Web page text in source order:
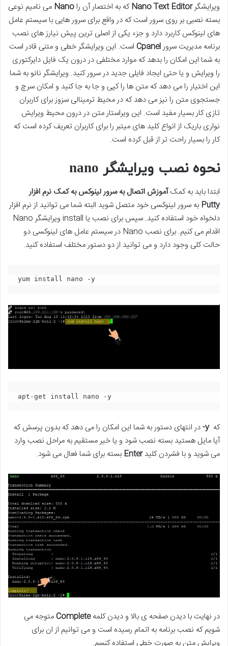
ویرایشگر NanoText Editor که به اختصار آن راNano می نامیم نوعی
بسته نصبی بر روی سرور است که در واقع برای سرور هایی با سیستم عامل
های لینوکس کاربرد دارد و جزء یکی از اصلی ترین پیش نیارز های نصب
برنامه مدیریت سرورCpanel است. این ویرایشگر خطی و متنی قادر است
به شما این امکان را بدهد که موارد مختلفی در درون یک فایل دایرکتوری
را ویرایش و یا حتی ایجاد فایلی جدید در سرور کنید. ویرایشگر نانو به شما
این اختیار را می دهد که متن ها را کپی و جا به جا کنید و امکان سرچ و
جستجوی متن را نیز می دهد که در محیط ترمینالی سزوز برای کاربران
تازی کار بسیار مفید است. این ویراستار متن در درون محیط ویرایش
نواری باریک از انواع کلید های میتبر را برای کاربران تعریف کرده است که
کار را بسیار راحت تر از قبل کرده است.
نحوه نصب ویرایشگر nano
ابتدا باید به کمکآموزش اتصال به سرور لینوکس به کمک نرم افزار
Putty به سرور لینوکسی خود متصل شوید البته شما می توانید از نرم افزار
دلخواه خود استفاده کنید. سپس برای نصب یا install ویرایشگر Nano
اقدام می کنیم. برای نصب Nano در سیستم عامل های لینوکسی دو
حالت کلی وجود دارد و می توانید از دو دستور مختلف استفاده کنید.
yum install nano -y
apt-get install nano -y
کهy- در انتهای دستور به شما این امکان را می دهد که بدون پرسش که
آیا مایل هستید بسته نصب شود و یا خیر مستقیم به مراحل نصب وارد
می شوید و با فشردن کلیدEnter بسته برای شما فعال می شود.
در نهایت با دیدن صفحه ی بالا و دیدن کلمهCompleteمتوجه می
شویم که نصب برنامه به اتمام رسیده است و می توانیم از ان برای
ویرایش متن به صورت خطی استفاده کنسم.